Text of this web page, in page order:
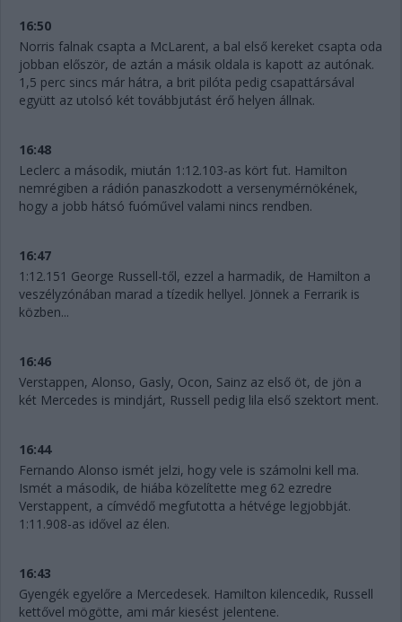
16:50
Norris falnak csapta a McLarent, a bal első kereket csapta oda
jobban először, de aztán a másik oldala is kapott az autónak.
1,5 perc sincs már hátra, a brit pilóta pedig csapattársával
együtt az utolsó két továbbjutást érő helyen állnak.
16:48
Leclerc a második, miután 1:12.103-as kört fut. Hamilton
nemrégiben a rádión panaszkodott a versenymérnökének,
hogy a jobb hátsó fuóművel valami nincs rendben.
16:47
1:12.151 George Russell-től, ezzel a harmadik, de Hamilton a
veszélyzónában marad a tízedik hellyel. Jönnek a Ferrarik is
közben...
16:46
Verstappen, Alonso, Gasly, Ocon, Sainz az első öt, de jön a
két Mercedes is mindjárt, Russell pedig lila első szektort ment.
16:44
Fernando Alonso ismét jelzi, hogy vele is számolni kell ma.
Ismét a második, de hiába közelítette meg 62 ezredre
Verstappent, a címvédő megfutotta a hétvége legjobbját.
1:11.908-as idővel az élen.
16:43
Gyengék egyelőre a Mercedesek. Hamilton kilencedik, Russell
kettővel mögötte, ami már kiesést jelentene.